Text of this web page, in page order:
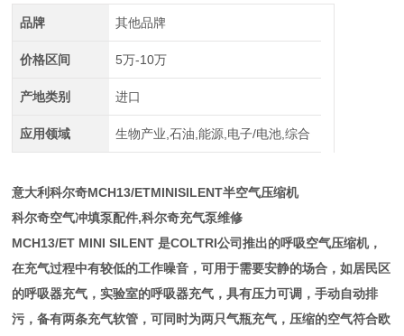
品牌 其他品牌
价格区间 5万-10万
产地类别 进口
应用领域 生物产业,石油,能源,电子/电池,综合
意大利科尔奇MCH13/ETMINISILENT半空气压缩机
科尔奇空气冲填泵配件,科尔奇充气泵维修
MCH13/ET MINI SILENT 是COLTRI公司推出的呼吸空气压缩机，
在充气过程中有较低的工作噪音，可用于需要安静的场合，如居民区
的呼吸器充气，实验室的呼吸器充气，具有压力可调，手动自动排
污，备有两条充气软管，可同时为两只气瓶充气，压缩的空气符合欧